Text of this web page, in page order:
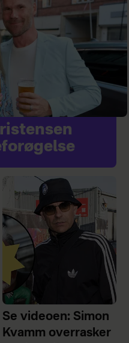
Se videoen: Simon
Kvamm overrasker